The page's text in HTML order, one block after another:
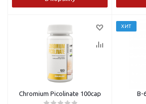
Chromium Picolinate 100cap
ХИТ
B-